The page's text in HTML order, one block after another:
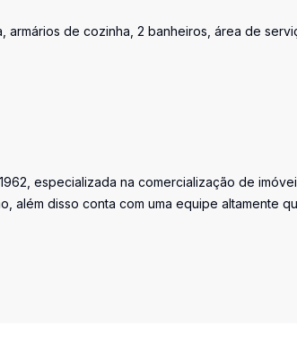
armários de cozinha, 2 banheiros, área de
especializada na comercialização de
além disso conta com uma equipe altamente